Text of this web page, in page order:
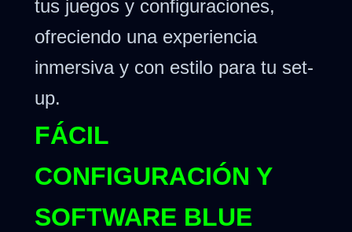
tus juegos y configuraciones,
ofreciendo una experiencia
inmersiva y con estilo para tu set-
up.
FÁCIL
CONFIGURACIÓN Y
SOFTWARE BLUE